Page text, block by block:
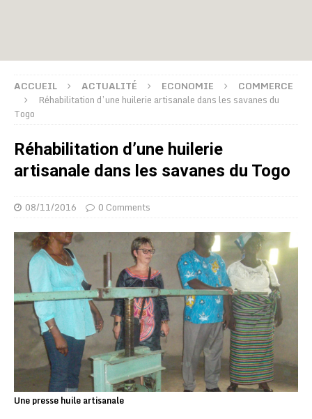
ACCUEIL ACTUALITÉ ECONOMIE
COMMERCE
Réhabilitation d’une huilerie artisanale dans les savanes du
Togo
Réhabilitation d’une huilerie
artisanale dans les savanes du Togo
08/11/2016 0 Comments
Une presse huile artisanale